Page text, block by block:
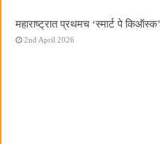
महाराष्ट्रात प्रथमच ‌‘स्मार्ट पे
2nd April 2026